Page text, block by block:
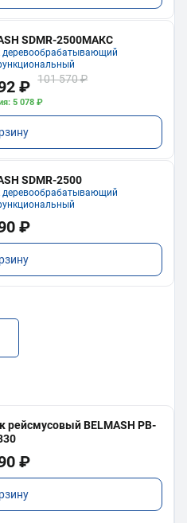
SDMR-2500МАКС
деревообрабатывающий
₽ 101 570 ₽
5 078 ₽
SDMR-2500
деревообрабатывающий
₽
рейсмусовый BELMASH PB-
₽